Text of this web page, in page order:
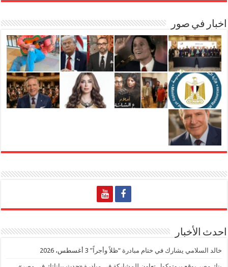
اخبار في صور
احدث الأخبار
خالد السلامي يشارك في ختام مبادرة “ظلاً وأجراً” 3 أغسطس، 2026